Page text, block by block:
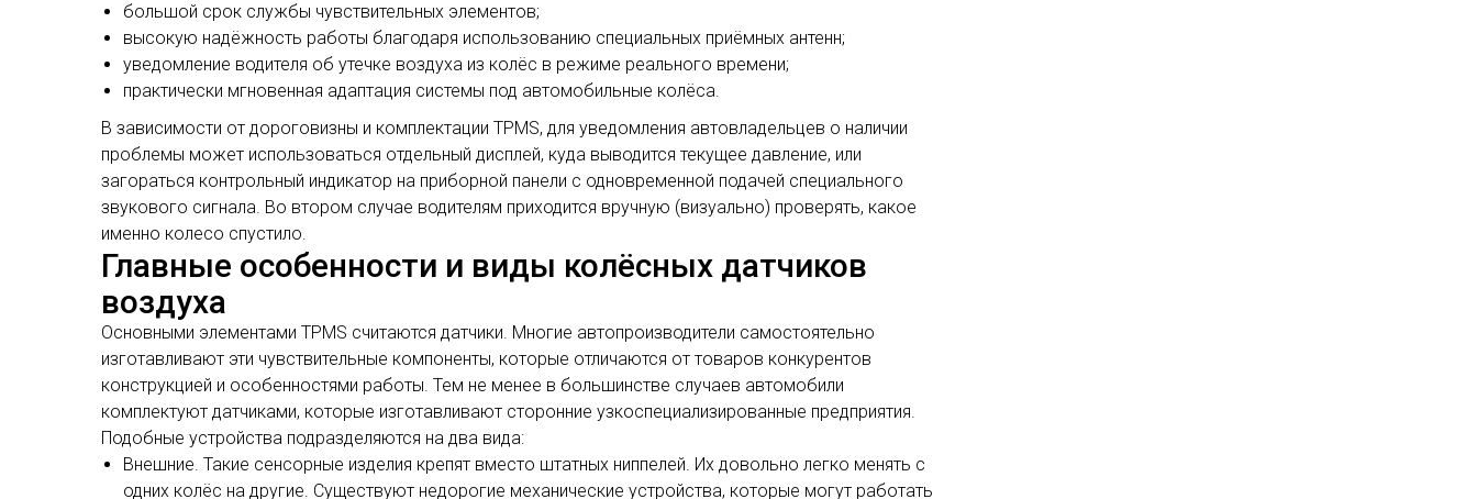
большой срок службы чувствительных элементов;
высокую надёжность работы благодаря использованию специальных приёмных антенн;
уведомление водителя об утечке воздуха из колёс в режиме реального времени;
практически мгновенная адаптация системы под автомобильные колёса.
В зависимости от дороговизны и комплектации TPMS, для уведомления автовладельцев о наличии
проблемы может использоваться отдельный дисплей, куда выводится текущее давление, или
загораться контрольный индикатор на приборной панели с одновременной подачей специального
звукового сигнала. Во втором случае водителям приходится вручную (визуально) проверять, какое
именно колесо спустило.
Главные особенности и виды колёсных датчиков
воздуха
Основными элементами TPMS считаются датчики. Многие автопроизводители самостоятельно
изготавливают эти чувствительные компоненты, которые отличаются от товаров конкурентов
конструкцией и особенностями работы. Тем не менее в большинстве случаев автомобили
комплектуют датчиками, которые изготавливают сторонние узкоспециализированные предприятия.
Подобные устройства подразделяются на два вида:
Внешние. Такие сенсорные изделия крепят вместо штатных ниппелей. Их довольно легко менять с
одних колёс на другие. Существуют недорогие механические устройства, которые могут работать